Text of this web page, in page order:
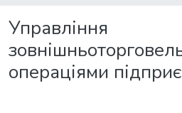
Управління
операціями